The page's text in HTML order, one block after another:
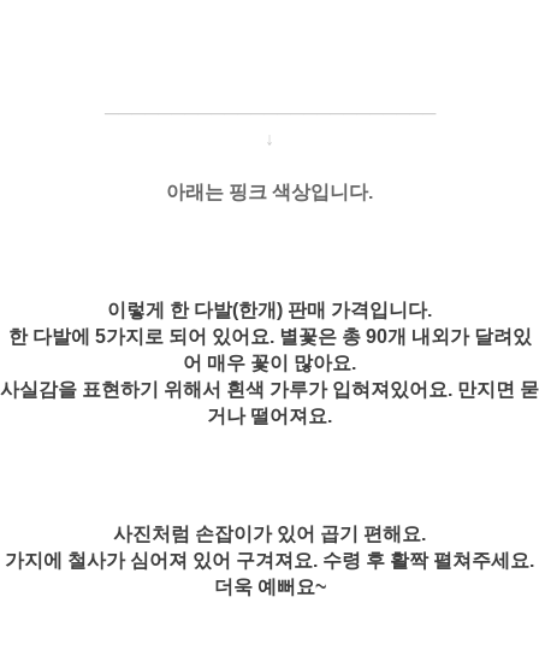
─────────────────────────
↓
아래는 핑크 색상입니다.
이렇게 한 다발(한개) 판매 가격입니다.
한 다발에 5가지로 되어 있어요. 별꽃은 총 90개 내외가 달려있
어 매우 꽃이 많아요.
사실감을 표현하기 위해서 흰색 가루가 입혀져있어요. 만지면 묻
거나 떨어져요.
사진처럼 손잡이가 있어 곱기 편해요.
가지에 철사가 심어져 있어 구겨져요. 수령 후 활짝 펼쳐주세요.
더욱 예뻐요~